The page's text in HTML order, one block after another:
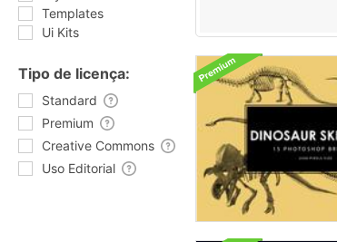
Templates
Ui Kits
Tipo de licença:
Standard
Premium
Creative Commons
Uso Editorial